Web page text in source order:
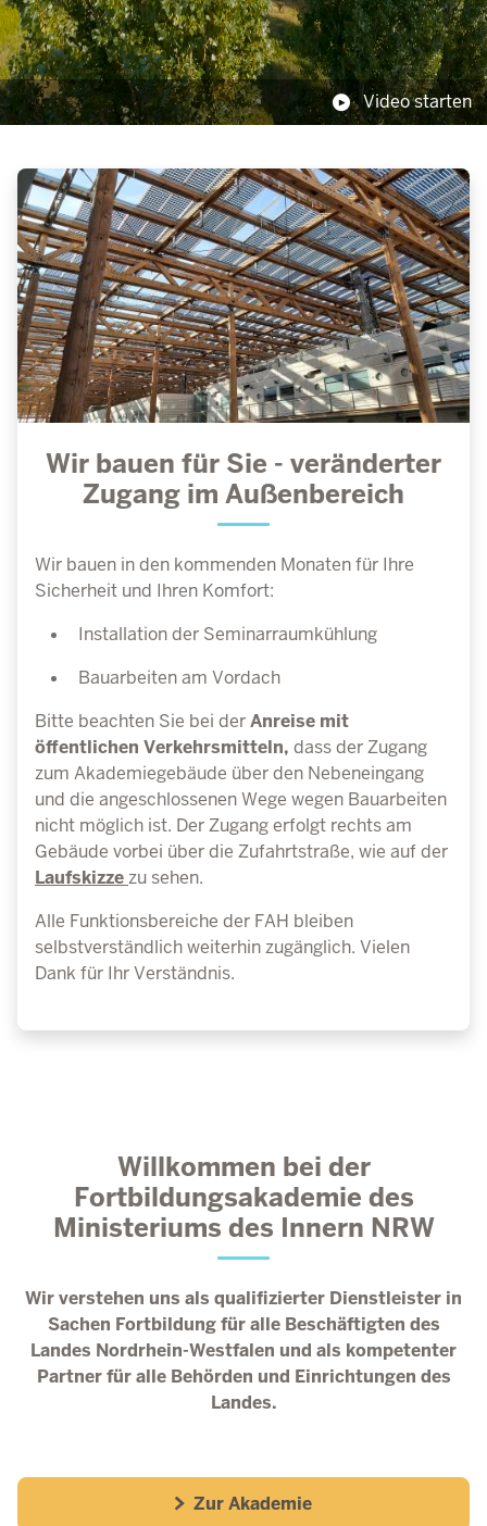
Video starten
Startseite
Wir bauen für Sie - veränderter
Zugang im Außenbereich
Wir bauen in den kommenden Monaten für Ihre
Sicherheit und Ihren Komfort:
Installation der Seminarraumkühlung
Bauarbeiten am Vordach
Bitte beachten Sie bei derAnreise mit
öffentlichen Verkehrsmitteln, dass der Zugang
zum Akademiegebäude über den Nebeneingang
und die angeschlossenen Wege wegen Bauarbeiten
nicht möglich ist. Der Zugang erfolgt rechts am
Gebäude vorbei über die Zufahrtstraße, wie auf der
Laufskizzezu sehen.
Alle Funktionsbereiche der FAH bleiben
selbstverständlich weiterhin zugänglich. Vielen
Dank für Ihr Verständnis.
Willkommen bei der
Fortbildungsakademie des
Ministeriums des Innern NRW
Wir verstehen uns als qualifizierter Dienstleister in
Sachen Fortbildung für alle Beschäftigten des
Landes Nordrhein-Westfalen und als kompetenter
Partner für alle Behörden und Einrichtungen des
Landes.
Zur Akademie